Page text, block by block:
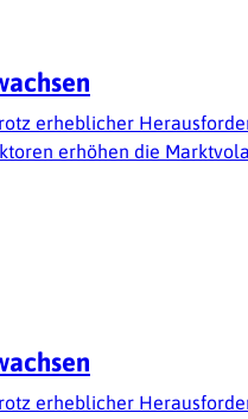
erheblicher
erhöhen die
erheblicher